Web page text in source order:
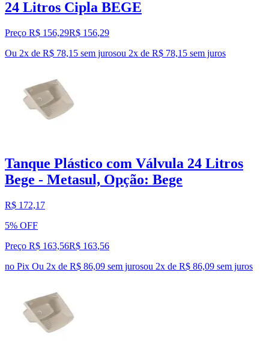
24 Litros Cipla BEGE
Preço R$ 156,29R$ 156,29
Ou 2x de R$ 78,15 sem jurosou 2x de R$ 78,15 sem juros
Tanque Plástico com Válvula 24 Litros
Bege - Metasul, Opção: Bege
R$ 172,17
5% OFF
Preço R$ 163,56R$ 163,56
no Pix Ou 2x de R$ 86,09 sem jurosou 2x de R$ 86,09 sem juros